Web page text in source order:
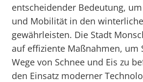
entscheidender Bedeutung,
und Mobilität in den
gewährleisten. Die Stadt
auf effiziente Maßnahmen, um
Wege von Schnee und Eis zu
den Einsatz moderner